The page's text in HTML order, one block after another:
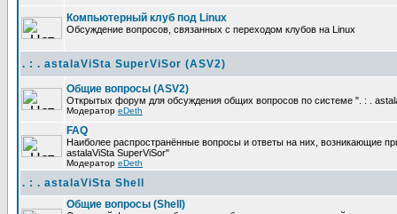
Компьютерный клуб под Linux
Обсуждение вопросов, связанных с переходом клубов на Linux
. : . astalaViSta SuperViSor (ASV2)
Общие вопросы (ASV2)
Открытых форум для обсуждения общих вопросов по системе ". : .
Модератор eDeth
FAQ
Наиболее распространённые вопросы и ответы на них, возникающие
astalaViSta SuperViSor"
Модератор eDeth
. : . astalaViSta Shell
Общие вопросы (Shell)